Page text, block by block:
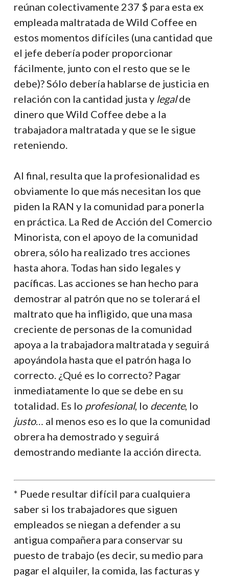
reúnan colectivamente 237 $ para esta ex
empleada maltratada de Wild Coffee en
estos momentos difíciles (una cantidad que
el jefe debería poder proporcionar
fácilmente, junto con el resto que se le
debe)? Sólo debería hablarse de justicia en
relación con la cantidad justa y legalde
dinero que Wild Coffee debe a la
trabajadora maltratada y que se le sigue
reteniendo.
Al final, resulta que la profesionalidad es
obviamente lo que más necesitan los que
piden la RAN y la comunidad para ponerla
en práctica. La Red de Acción del Comercio
Minorista, con el apoyo de la comunidad
obrera, sólo ha realizado tres acciones
hasta ahora. Todas han sido legales y
pacíficas. Las acciones se han hecho para
demostrar al patrón que no se tolerará el
maltrato que ha infligido, que una masa
creciente de personas de la comunidad
apoya a la trabajadora maltratada y seguirá
apoyándola hasta que el patrón haga lo
correcto. ¿Qué es lo correcto? Pagar
inmediatamente lo que se debe en su
totalidad. Es lo profesional, lo decente, lo
justo… al menos eso es lo que la comunidad
obrera ha demostrado y seguirá
demostrando mediante la acción directa.
* Puede resultar difícil para cualquiera
saber si los trabajadores que siguen
empleados se niegan a defender a su
antigua compañera para conservar su
puesto de trabajo (es decir, su medio para
pagar el alquiler, la comida, las facturas y